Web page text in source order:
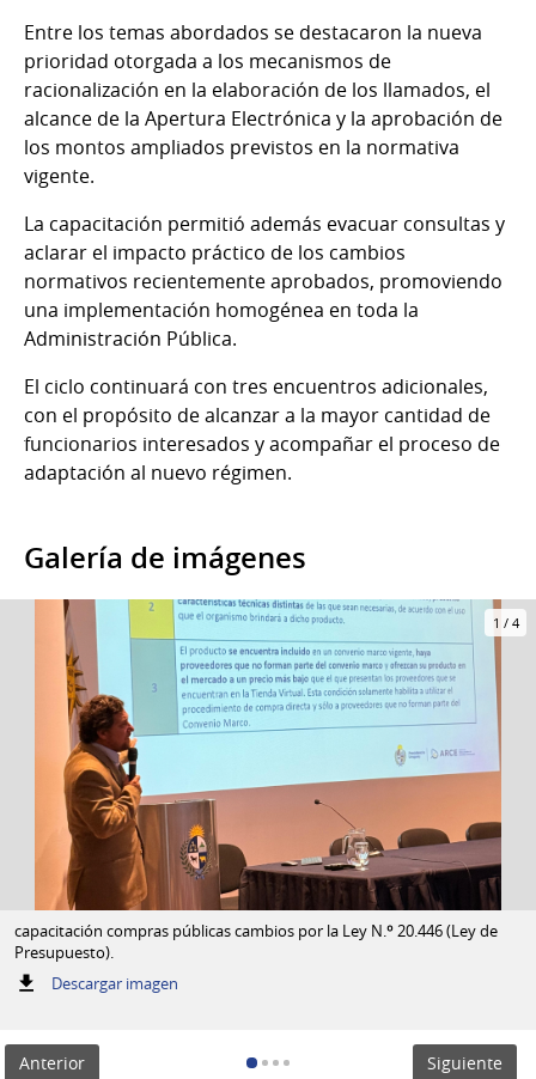
Entre los temas abordados se destacaron la nueva
prioridad otorgada a los mecanismos de
racionalización en la elaboración de los llamados, el
alcance de la Apertura Electrónica y la aprobación de
los montos ampliados previstos en la normativa
vigente.
La capacitación permitió además evacuar consultas y
aclarar el impacto práctico de los cambios
normativos recientemente aprobados, promoviendo
una implementación homogénea en toda la
Administración Pública.
El ciclo continuará con tres encuentros adicionales,
con el propósito de alcanzar a la mayor cantidad de
funcionarios interesados y acompañar el proceso de
adaptación al nuevo régimen.
Galería de imágenes
1 / 4
capacitación compras públicas cambios por la Ley N.º 20.446 (Ley de
Presupuesto).
Descargar imagen:
Anterior Siguiente